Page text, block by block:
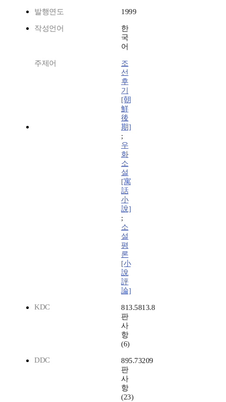
발행연도 1999
작성언어
한
국
어
주제어
조
선
후
기
[朝
鮮
後
期]
;
우
화
소
설
[寓
話
小
說]
;
소
설
평
론
[小
說
評
論]
KDC
813.5813.8
판
사
항
(6)
DDC
895.73209
판
사
항
(23)